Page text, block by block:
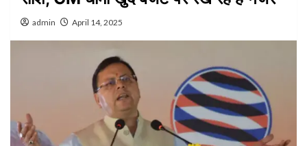
admin April 14, 2025